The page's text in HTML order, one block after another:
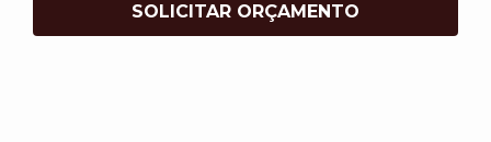
SOLICITAR ORÇAMENTO